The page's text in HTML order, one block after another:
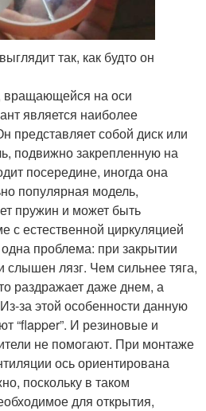
так, как будто он
вращающейся на оси
является наиболее
представляет собой диск или
подвижно закрепленную на
посередине, иногда она
популярная модель,
пружин и может быть
с естественной циркуляцией
проблема: при закрытии
слышен лязг. Чем сильнее тяга,
раздражает даже днем, а
за этой особенности данную
“flapper”. И резиновые и
не помогают. При монтаже
ось ориентирована
поскольку в таком
для открытия,